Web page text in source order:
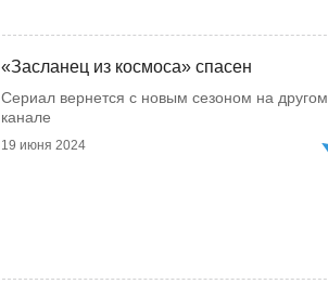
«Засланец из космоса» спасен
Сериал вернется с новым сезоном на другом
канале
19 июня 2024